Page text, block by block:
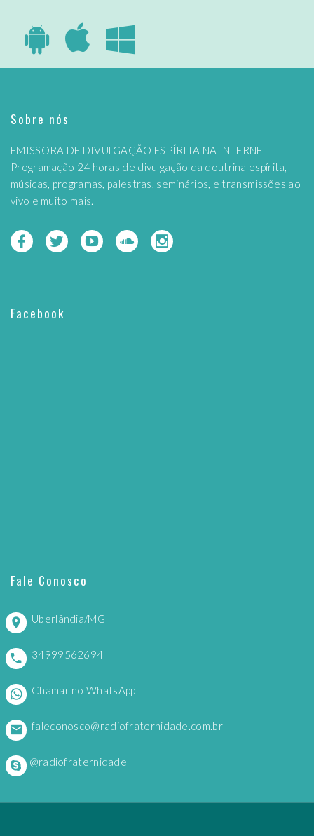
Sobre nós
EMISSORA DE DIVULGAÇÃO ESPÍRITA NA INTERNET
Programação 24 horas de divulgação da doutrina espírita,
músicas, programas, palestras, seminários, e transmissões ao
vivo e muito mais.
Facebook
Fale Conosco
Uberlândia/MG
34999562694
Chamar no WhatsApp
faleconosco@radiofraternidade.com.br
@radiofraternidade